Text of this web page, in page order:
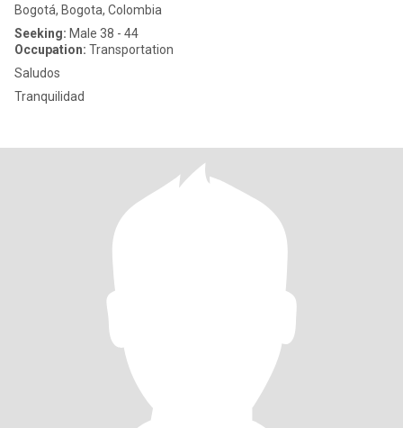
Bogotá, Bogota, Colombia
Seeking: Male 38 - 44
Occupation: Transportation
Saludos
Tranquilidad